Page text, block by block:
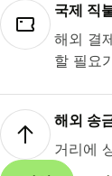
국제 직
해외 결
할 필요
해외 송
거리에